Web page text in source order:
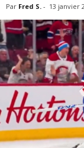
Par Fred S. - 13 janvier